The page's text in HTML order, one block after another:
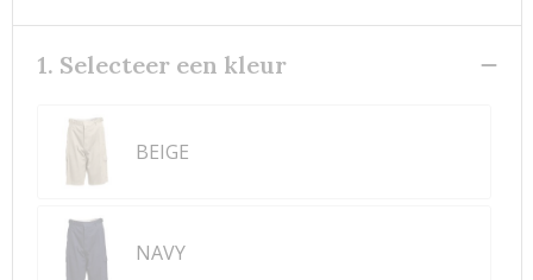
1. Selecteer een kleur
BEIGE
NAVY